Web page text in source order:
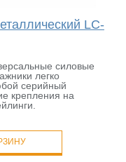
LC-
силовые
легко
серийный
крепления на